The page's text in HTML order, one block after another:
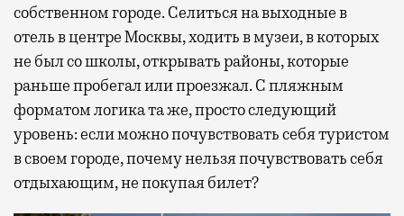
собственном городе. Селиться на выходные в
отель в центре Москвы, ходить в музеи, в которых
не был со школы, открывать районы, которые
раньше пробегал или проезжал. С пляжным
форматом логика та же, просто следующий
уровень: если можно почувствовать себя туристом
в своем городе, почему нельзя почувствовать себя
отдыхающим, не покупая билет?